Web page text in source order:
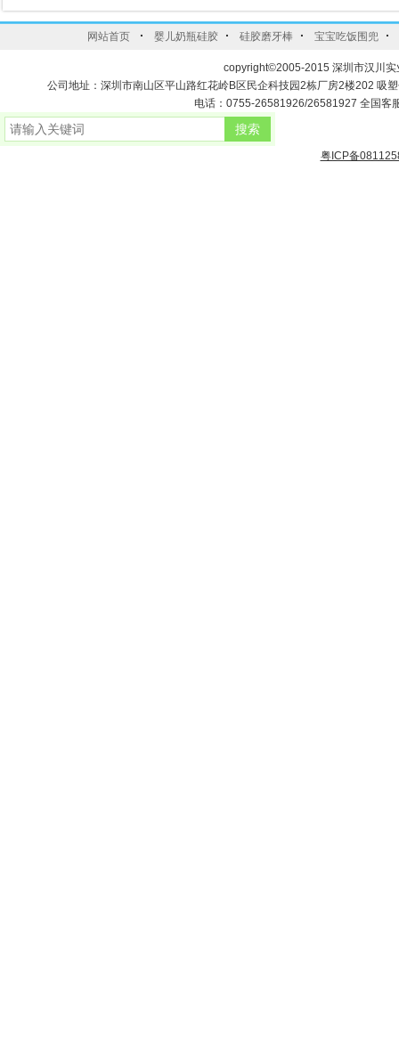
网站首页 · 婴儿奶瓶硅胶 · 硅胶磨牙棒 · 宝宝吃饭围兜 ·
copyright©2005-2015 深圳市汉川
公司地址：深圳市南山区平山路红花岭B区民企科技园2栋厂房2楼202 吸
电话：0755-26581926/26581927 全国客
粤ICP备